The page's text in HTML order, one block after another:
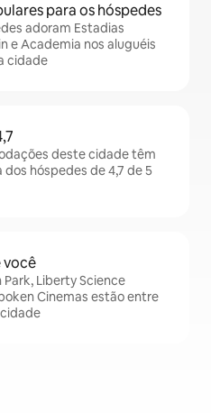
para os hóspedes
adoram Estadias
e Academia nos aluguéis
cidade
deste cidade têm
hóspedes de 4,7 de 5
você
Liberty Science
Cinemas estão entre